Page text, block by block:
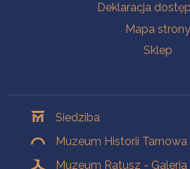
Deklaracja
Mapa strony
Sklep
Siedziba
Muzeum Historii Tarnowa
Muzeum Ratusz -